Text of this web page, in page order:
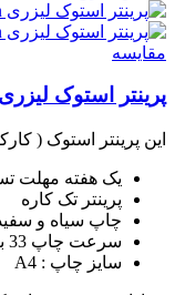
مقايسه
پرینتر استوک لیزری HP LaserJet P2035dn
این پرینتر استوک (
یک هفته مهلت
پرینتر تک کاره
چاپ سیاه و
سرعت چاپ 33 برگ
سایز چاپ : A4